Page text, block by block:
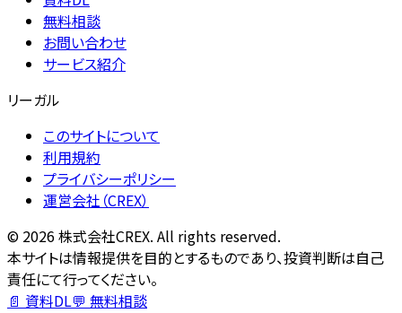
無料相談
お問い合わせ
サービス紹介
リーガル
このサイトについて
利用規約
プライバシーポリシー
運営会社（CREX）
© 2026株式会社CREX. All rights reserved.
本サイトは情報提供を目的とするものであり、投資判断は自己
責任にて行ってください。
📄 資料DL💬 無料相談